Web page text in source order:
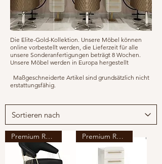
Die Elite-Gold-Kollektion. Unsere Möbel können
online vorbestellt werden, die Lieferzeit für alle
unsere Sonderanfertigungen beträgt 8 Wochen.
Unsere Möbel werden in Europa hergestellt
Maßgeschneiderte Artikel sind grundsätzlich nicht
erstattungsfähig.
Premium Range Premium Range